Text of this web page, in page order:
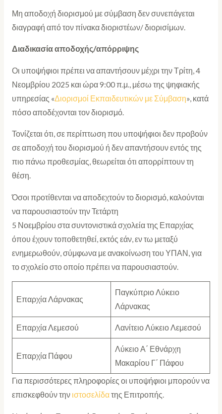
Μη αποδοχή διορισμού με σύμβαση δεν συνεπάγεται
διαγραφή από τον πίνακα διοριστέων/ διορισίμων.
Διαδικασία αποδοχής/απόρριψης
Οι υποψήφιοι πρέπει να απαντήσουν μέχρι την Τρίτη, 4
Νεομβρίου 2025 και ώρα 9:00 π.μ., μέσω της ψηφιακής
υπηρεσίας «Διορισμοί Εκπαιδευτικών με Σύμβαση», κατά
πόσο αποδέχονται τον διορισμό.
Τονίζεται ότι, σε περίπτωση που υποψήφιοι δεν προβούν
σε αποδοχή του διορισμού ή δεν απαντήσουν εντός της
πιο πάνω προθεσμίας, θεωρείται ότι απορρίπτουν τη
θέση.
Όσοι προτίθενται να αποδεχτούν το διορισμό, καλούνται
να παρουσιαστούν την Τετάρτη
5 Νοεμβρίου στα συντονιστικά σχολεία της Επαρχίας
όπου έχουν τοποθετηθεί, εκτός εάν, εν τω μεταξύ
ενημερωθούν, σύμφωνα με ανακοίνωση του ΥΠΑΝ, για
το σχολείο στο οποίο πρέπει να παρουσιαστούν.
Επαρχία Λάρνακας
Παγκύπριο Λύκειο
Λάρνακας
Επαρχία Λεμεσού Λανίτειο Λύκειο Λεμεσού
Επαρχία Πάφου
Λύκειο Α΄ Εθνάρχη
Μακαρίου Γ΄ Πάφου
Για περισσότερες πληροφορίες οι υποψήφιοι μπορούν να
επισκεφθούν την ιστοσελίδατης Επιτροπής.